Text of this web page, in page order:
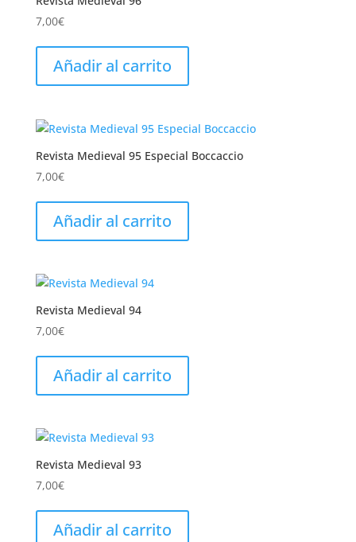
7,00€
Añadir al carrito
Revista Medieval 95 Especial Boccaccio
7,00€
Añadir al carrito
Revista Medieval 94
7,00€
Añadir al carrito
Revista Medieval 93
7,00€
Añadir al carrito